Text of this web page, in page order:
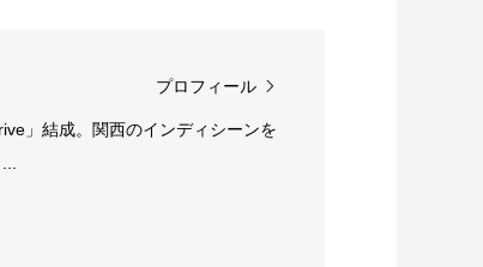
プロフィール
」結成。関西のインディシーンを